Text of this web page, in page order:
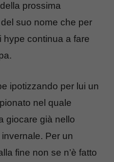
prossima
suo nome che per
hype continua a fare
ipotizzando per lui un
nel quale
giocare già nello
Per un
fine non se n’è fatto